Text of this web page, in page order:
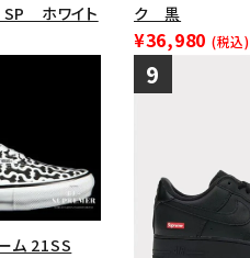
SP ホワイト
ク 黒
¥36,980 (税込)
ム 21SS